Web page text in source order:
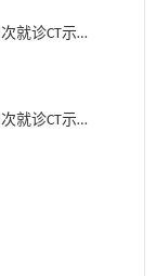
新辅助
进一步改善，
大量坏死组
）
块影；B：
新辅助化疗2
助化疗4个月
小，病灶内
标本病理结果
诊CT示胰
其空肠分支
果；C：
查，胰腺头
较前进一步
色为肿块，与
诊CT示胰
干及肠系膜
疗后复查
新辅助化